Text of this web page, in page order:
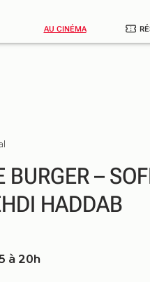
AU CINÉMA
BURGER –
HADDAB
à 20h